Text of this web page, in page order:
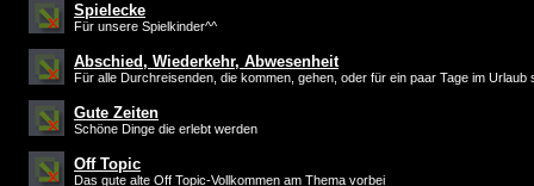
Spielecke
Für unsere Spielkinder^^
Abschied, Wiederkehr, Abwesenheit
Für alle Durchreisenden, die kommen, gehen, oder für ein paar Tage im Urlaub
Gute Zeiten
Schöne Dinge die erlebt werden
Off Topic
Das gute alte Off Topic-Vollkommen am Thema vorbei